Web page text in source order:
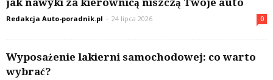
jak nawyki za kierownicą niszczą Twoje auto
Redakcja Auto-poradnik.pl - 24 lipca 2026 0
Wyposażenie lakierni samochodowej: co warto
wybrać?